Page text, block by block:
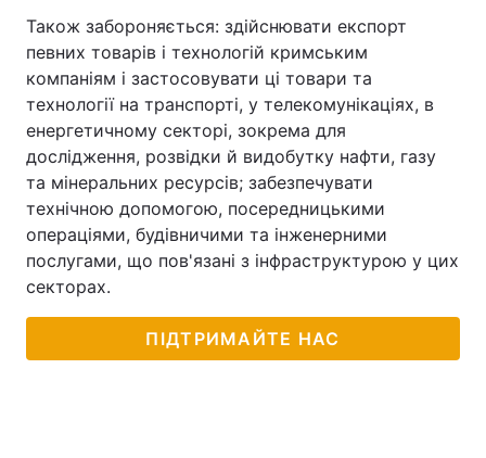
Також забороняється: здійснювати експорт
певних товарів і технологій кримським
компаніям і застосовувати ці товари та
технології на транспорті, у телекомунікаціях, в
енергетичному секторі, зокрема для
дослідження, розвідки й видобутку нафти, газу
та мінеральних ресурсів; забезпечувати
технічною допомогою, посередницькими
операціями, будівничими та інженерними
послугами, що пов'язані з інфраструктурою у цих
секторах.
ПІДТРИМАЙТЕ НАС